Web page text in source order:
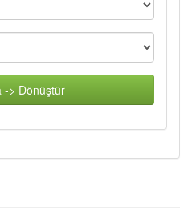
-> Dönüştür